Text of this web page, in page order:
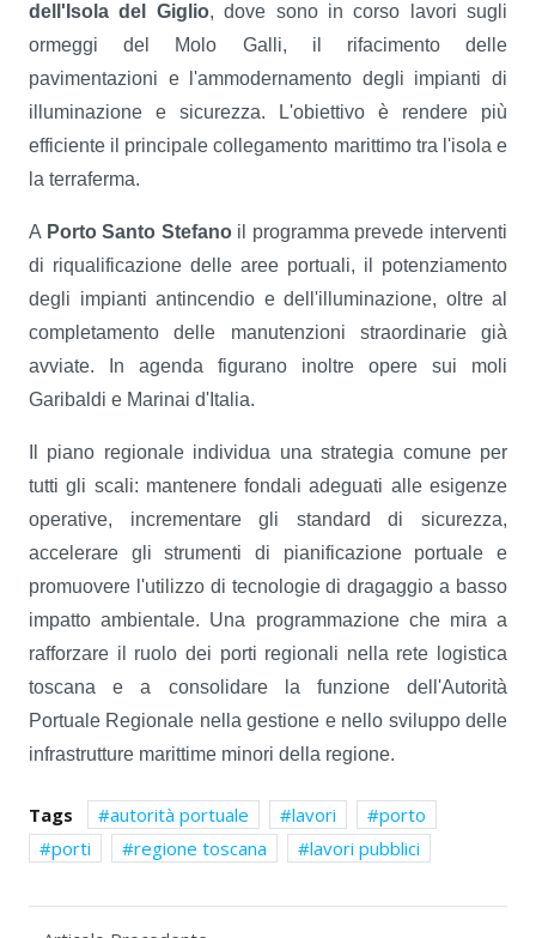
dell'Isola del Giglio, dove sono in corso lavori sugli
ormeggi del Molo Galli, il rifacimento delle
pavimentazioni e l'ammodernamento degli impianti di
illuminazione e sicurezza. L'obiettivo è rendere più
efficiente il principale collegamento marittimo tra l'isola e
la terraferma.
A Porto Santo Stefanoil programma prevede interventi
di riqualificazione delle aree portuali, il potenziamento
degli impianti antincendio e dell'illuminazione, oltre al
completamento delle manutenzioni straordinarie già
avviate. In agenda figurano inoltre opere sui moli
Garibaldi e Marinai d'Italia.
Il piano regionale individua una strategia comune per
tutti gli scali: mantenere fondali adeguati alle esigenze
operative, incrementare gli standard di sicurezza,
accelerare gli strumenti di pianificazione portuale e
promuovere l'utilizzo di tecnologie di dragaggio a basso
impatto ambientale. Una programmazione che mira a
rafforzare il ruolo dei porti regionali nella rete logistica
toscana e a consolidare la funzione dell'Autorità
Portuale Regionale nella gestione e nello sviluppo delle
infrastrutture marittime minori della regione.
Tags autorità portuale lavori
porto
porti
regione toscana lavori pubblici